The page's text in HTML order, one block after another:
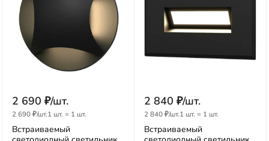
2 690 ₽/шт.
2 690₽/шт.1 шт. = 1 шт.
Встраиваемый
2 840 ₽/шт.
2 840₽/шт.1 шт. = 1 шт.
Встраиваемый